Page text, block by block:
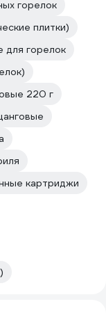
горелок
плитки)
для горелок
220 г
картриджи